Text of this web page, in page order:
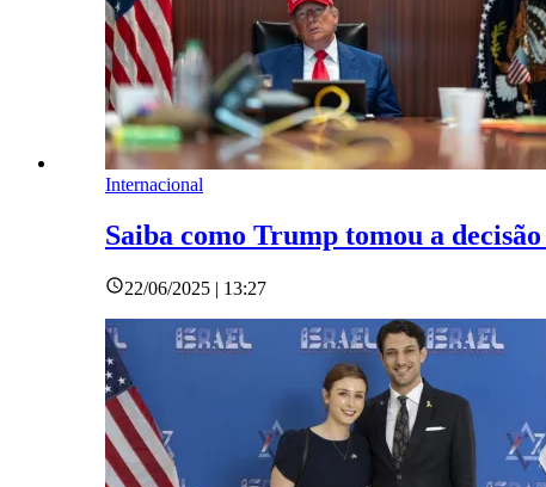
Internacional
Saiba como Trump tomou a
22/06/2025 | 13:27